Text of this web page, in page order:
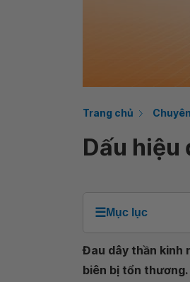
Trang chủ
Dấu hiệu
☰Mục lục
Đau dây thần kinh
biên bị tổn